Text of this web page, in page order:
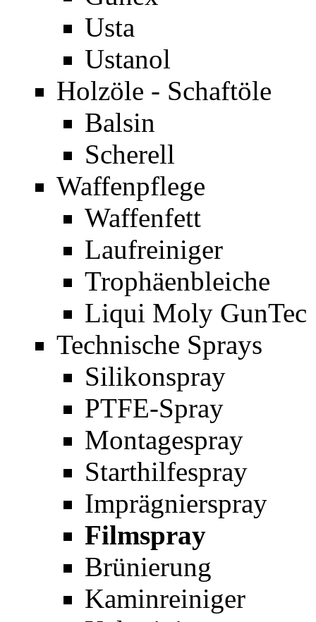
Usta
Ustanol
Holzöle - Schaftöle
Balsin
Scherell
Waffenpflege
Waffenfett
Laufreiniger
Trophäenbleiche
Liqui Moly GunTec
Technische Sprays
Silikonspray
PTFE-Spray
Montagespray
Starthilfespray
Imprägnierspray
Filmspray
Brünierung
Kaminreiniger